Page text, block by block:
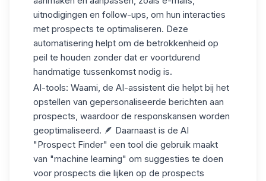
uitnodigingen en follow-ups, om hun interacties
met prospects te optimaliseren. Deze
automatisering helpt om de betrokkenheid op
peil te houden zonder dat er voortdurend
handmatige tussenkomst nodig is.
AI-tools: Waami, de AI-assistent die helpt bij het
opstellen van gepersonaliseerde berichten aan
prospects, waardoor de responskansen worden
geoptimaliseerd. 🪶 Daarnaast is de AI
"Prospect Finder" een tool die gebruik maakt
van "machine learning" om suggesties te doen
voor prospects die lijken op de prospects